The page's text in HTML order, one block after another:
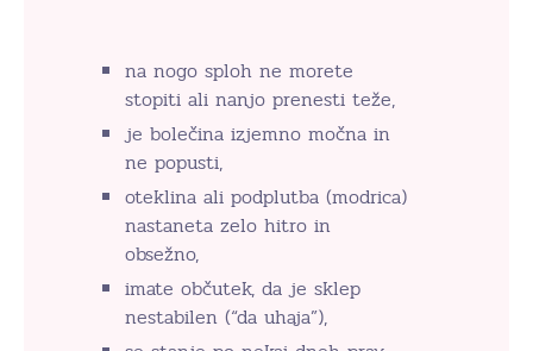
na nogo sploh ne morete
stopiti ali nanjo prenesti teže,
je bolečina izjemno močna in
ne popusti,
oteklina ali podplutba (modrica)
nastaneta zelo hitro in
obsežno,
imate občutek, da je sklep
nestabilen (“da uhaja”),